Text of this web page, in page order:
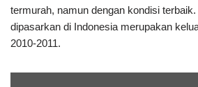
termurah, namun dengan kondisi
dipasarkan di Indonesia merupakan
2010-2011.